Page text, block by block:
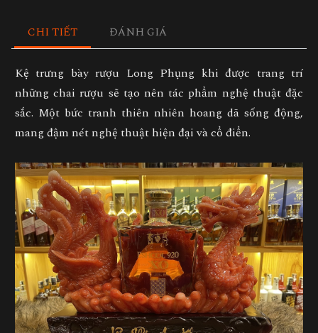
CHI TIẾT ĐÁNH GIÁ
Kệ trưng bày rượu Long Phụng khi được trang trí
những chai rượu sẽ tạo nên tác phẩm nghệ thuật đặc
sắc. Một bức tranh thiên nhiên hoang dã sống động,
mang đậm nét nghệ thuật hiện đại và cổ điển.